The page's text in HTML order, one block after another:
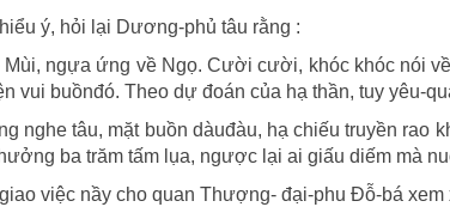
ý, hỏi lại Dương-phủ tâu rằng :
Mùi, ngựa ứng về Ngọ. Cười cười, khóc khóc nói
vui buồnđó. Theo dự đoán của hạ thần, tuy yêu-
nghe tâu, mặt buồn dàuđàu, hạ chiếu truyền rao
ba trăm tấm lụa, ngược lại ai giấu diếm mà
việc nầy cho quan Thượng- đại-phu Ðỗ-bá xem